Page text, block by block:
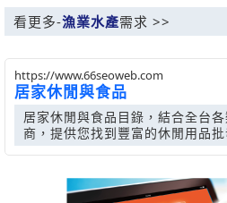
看更多-漁業水產需求 >>
https://www.66seoweb.com
居家休閒與食品
居家休閒與食品目錄，結合全台
商，提供您找到豐富的休閒用品批